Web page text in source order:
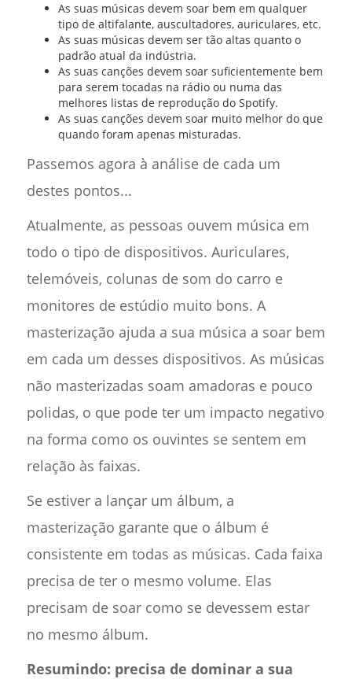
As suas músicas devem soar bem em qualquer
tipo de altifalante, auscultadores, auriculares, etc.
As suas músicas devem ser tão altas quanto o
padrão atual da indústria.
As suas canções devem soar suficientemente bem
para serem tocadas na rádio ou numa das
melhores listas de reprodução do Spotify.
As suas canções devem soar muito melhor do que
quando foram apenas misturadas.
Passemos agora à análise de cada um
destes pontos...
Atualmente, as pessoas ouvem música em
todo o tipo de dispositivos. Auriculares,
telemóveis, colunas de som do carro e
monitores de estúdio muito bons. A
masterização ajuda a sua música a soar bem
em cada um desses dispositivos. As músicas
não masterizadas soam amadoras e pouco
polidas, o que pode ter um impacto negativo
na forma como os ouvintes se sentem em
relação às faixas.
Se estiver a lançar um álbum, a
masterização garante que o álbum é
consistente em todas as músicas. Cada faixa
precisa de ter o mesmo volume. Elas
precisam de soar como se devessem estar
no mesmo álbum.
Resumindo: precisa de dominar a sua